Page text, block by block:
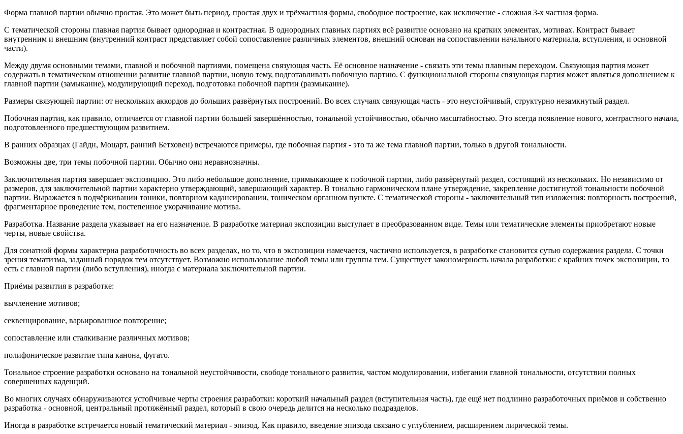
Форма главной партии обычно простая. Это может быть период, простая двух и трёхчастная формы, свободное построение, как исключение - сложная 3-х частная форма.
С тематической стороны главная партия бывает однородная и контрастная. В однородных главных партиях всё развитие основано на кратких элементах, мотивах. Контраст бывает
внутренним и внешним (внутренний контраст представляет собой сопоставление различных элементов, внешний основан на сопоставлении начального материала, вступления, и основной
части).
Между двумя основными темами, главной и побочной партиями, помещена связующая часть. Её основное назначение - связать эти темы плавным переходом. Связующая партия может
содержать в тематическом отношении развитие главной партии, новую тему, подготавливать побочную партию. С функциональной стороны связующая партия может являться дополнением к
главной партии (замыкание), модулирующий переход, подготовка побочной партии (размыкание).
Размеры связующей партии: от нескольких аккордов до больших развёрнутых построений. Во всех случаях связующая часть - это неустойчивый, структурно незамкнутый раздел.
Побочная партия, как правило, отличается от главной партии большей завершённостью, тональной устойчивостью, обычно масштабностью. Это всегда появление нового, контрастного начала,
подготовленного предшествующим развитием.
В ранних образцах (Гайдн, Моцарт, ранний Бетховен) встречаются примеры, где побочная партия - это та же тема главной партии, только в другой тональности.
Возможны две, три темы побочной партии. Обычно они неравнозначны.
Заключительная партия завершает экспозицию. Это либо небольшое дополнение, примыкающее к побочной партии, либо развёрнутый раздел, состоящий из нескольких. Но независимо от
размеров, для заключительной партии характерно утверждающий, завершающий характер. В тонально гармоническом плане утверждение, закрепление достигнутой тональности побочной
партии. Выражается в подчёркивании тоники, повторном кадансировании, тоническом органном пункте. С тематической стороны - заключительный тип изложения: повторность построений,
фрагментарное проведение тем, постепенное укорачивание мотива.
Разработка. Название раздела указывает на его назначение. В разработке материал экспозиции выступает в преобразованном виде. Темы или тематические элементы приобретают новые
черты, новые свойства.
Для сонатной формы характерна разработочность во всех разделах, но то, что в экспозиции намечается, частично используется, в разработке становится сутью содержания раздела. С точки
зрения тематизма, заданный порядок тем отсутствует. Возможно использование любой темы или группы тем. Существует закономерность начала разработки: с крайних точек экспозиции, то
есть с главной партии (либо вступления), иногда с материала заключительной партии.
Приёмы развития в разработке:
вычленение мотивов;
секвенцирование, варьированное повторение;
сопоставление или сталкивание различных мотивов;
полифоническое развитие типа канона, фугато.
Тональное строение разработки основано на тональной неустойчивости, свободе тонального развития, частом модулировании, избегании главной тональности, отсутствии полных
совершенных каденций.
Во многих случаях обнаруживаются устойчивые черты строения разработки: короткий начальный раздел (вступительная часть), где ещё нет подлинно разработочных приёмов и собственно
разработка - основной, центральный протяжённый раздел, который в свою очередь делится на несколько подразделов.
Иногда в разработке встречается новый тематический материал - эпизод. Как правило, введение эпизода связано с углублением, расширением лирической темы.